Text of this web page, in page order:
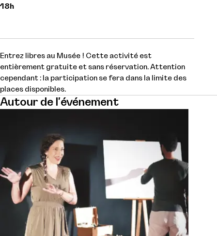
18h
Entrez libres au Musée ! Cette activité est
entièrement gratuite et sans réservation. Attention
cependant : la participation se fera dans la limite des
places disponibles.
Autour de l'événement